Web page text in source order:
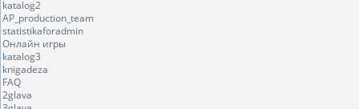
katalog2
AP_production_team
statistikaforadmin
Онлайн игры
katalog3
knigadeza
FAQ
2glava